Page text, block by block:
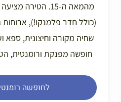
מהמאה ה-15. הטירה
(כולל חדר פלמנקו!),
שחיה מקורה וחיצונית, ספא
חופשה מפנקת ורומנטית,
לחופשה